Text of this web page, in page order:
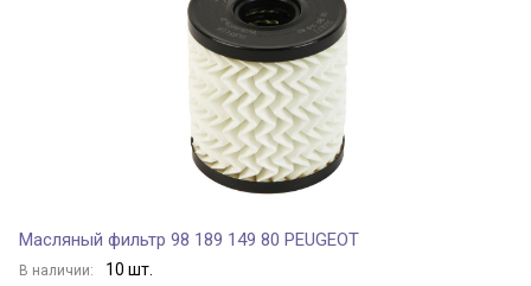
Масляный фильтр 98 189 149 80 PEUGEOT
В наличии: 10 шт.